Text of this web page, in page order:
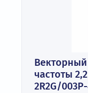
частоты
2R2G/